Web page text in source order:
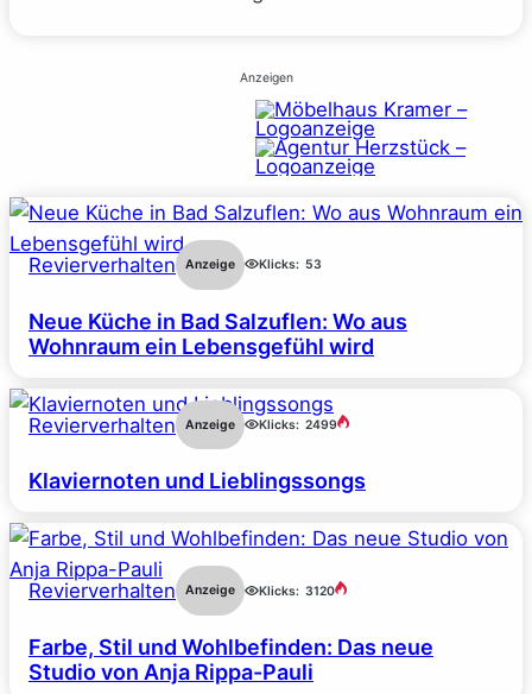
Anzeigen
Revierverhalten Anzeige Klicks: 53
Neue Küche in Bad Salzuflen: Wo aus
Wohnraum ein Lebensgefühl wird
Revierverhalten Anzeige Klicks: 2499
Klaviernoten und Lieblingssongs
Revierverhalten Anzeige Klicks: 3120
Farbe, Stil und Wohlbefinden: Das neue
Studio von Anja Rippa-Pauli